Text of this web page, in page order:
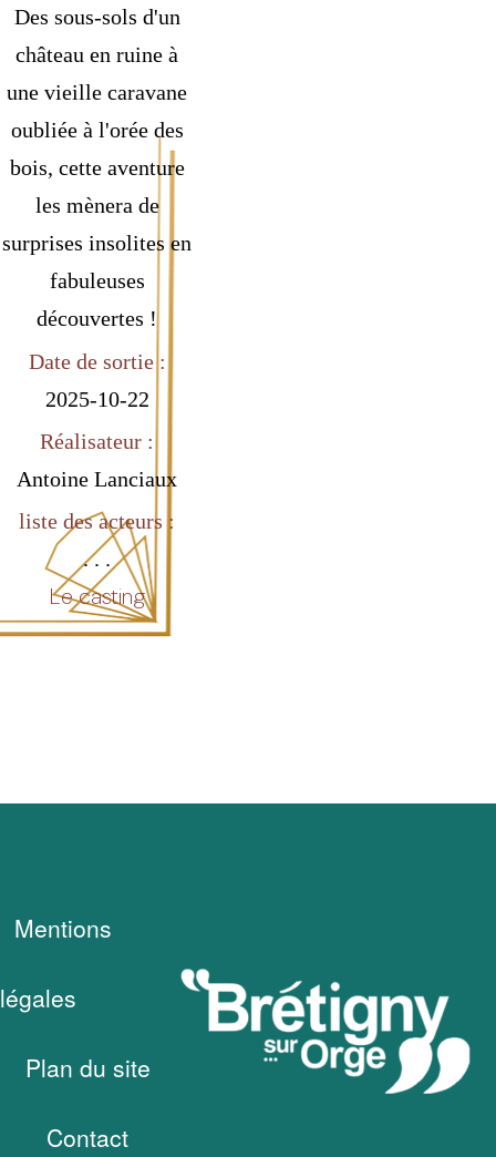
Des sous-sols d'un
château en ruine à
une vieille caravane
oubliée à l'orée des
bois, cette aventure
les mènera de
surprises insolites en
fabuleuses
découvertes !
Date de sortie :
2025-10-22
Réalisateur :
Antoine Lanciaux
liste des acteurs :
. . .
Le casting
Mentions
légales
Plan du site
Contact